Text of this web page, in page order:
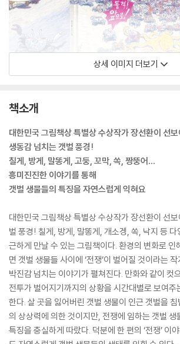
상세 이미지 더보기
책소개
대한민국 그림책상 특별상 수상작가 장선환이 선보
생동감 넘치는 갯벌 풍경!
칠게, 방게, 말똥게, 고둥, 꼬막, 쏙, 짱뚱어…
흥미진진한 이야기를 통해
갯벌 생물들의 특징을 자연스럽게 익혀요
대한민국 그림책상 특별상 수상작가 장선환이 선
벌 풍경! 칠게, 방게, 말똥게, 개소겡, 쏙, 낙지 등 다
근하게 만날 수 있는 그림책이다. 환경의 변화로 인
면 갯벌 생물들 사이에 ‘전쟁’이 벌어질 것이라는
박진감 넘치는 이야기가 펼쳐진다. 만화와 같이 컷
전투가 벌어지기까지의 상황을 시간대별로 보여주
한다. 살 곳을 잃어버린 갯벌 생물이 인근 갯벌을
의 상상력에 의한 것이지만, 전쟁에 임하는 갯벌 생
특징을 충실하게 따랐다. 덕분에 한 편의 ‘전쟁’ 이